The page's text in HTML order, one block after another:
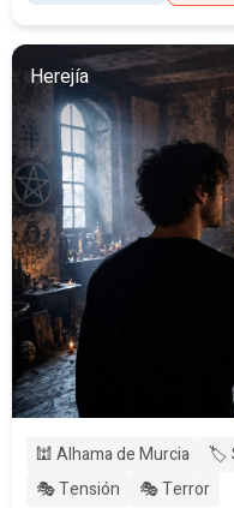
Herejía
🕍 Alhama de Murcia 🏷️
🎭 Tensión
🎭 Terror